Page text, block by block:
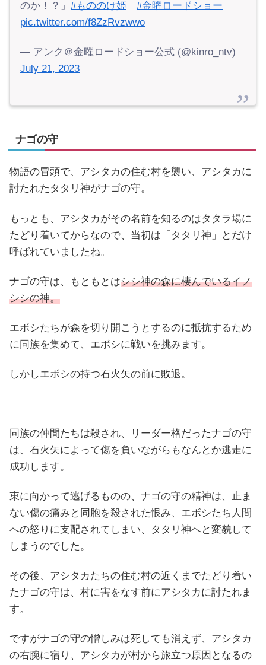
のか！？」 #もののけ姫
#金曜ロードショー
pic.twitter.com/f8ZzRvzwwo
— アンク＠金曜ロードショー公式 (@kinro_ntv)
July 21, 2023
ナゴの守
物語の冒頭で、アシタカの住む村を襲い、アシタカに
討たれたタタリ神がナゴの守。
もっとも、アシタカがその名前を知るのはタタラ場に
たどり着いてからなので、当初は「タタリ神」とだけ
呼ばれていましたね。
ナゴの守は、もともとはシシ神の森に棲んでいるイノ
シシの神。
エボシたちが森を切り開こうとするのに抵抗するため
に同族を集めて、エボシに戦いを挑みます。
しかしエボシの持つ石火矢の前に敗退。
同族の仲間たちは殺され、リーダー格だったナゴの守
は、石火矢によって傷を負いながらもなんとか逃走に
成功します。
東に向かって逃げるものの、ナゴの守の精神は、止ま
ない傷の痛みと同胞を殺された恨み、エボシたち人間
への怒りに支配されてしまい、タタリ神へと変貌して
しまうのでした。
その後、アシタカたちの住む村の近くまでたどり着い
たナゴの守は、村に害をなす前にアシタカに討たれま
す。
ですがナゴの守の憎しみは死しても消えず、アシタカ
の右腕に宿り、アシタカが村から旅立つ原因となるの